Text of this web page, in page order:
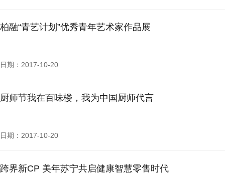
柏融“青艺计划”优秀青年艺术家作品展
日期：2017-10-20
厨师节我在百味楼，我为中国厨师代言
日期：2017-10-20
跨界新CP 美年苏宁共启健康智慧零售时代